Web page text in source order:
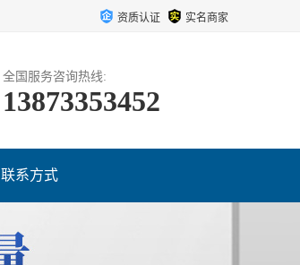
资质认证 实名商家
全国服务咨询热线:
13873353452
联系方式